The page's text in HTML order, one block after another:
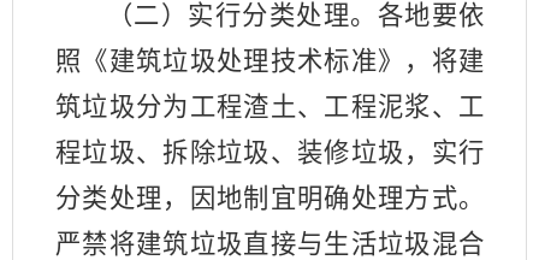
（二）实行分类处理。各地要依
照《建筑垃圾处理技术标准》，将建
筑垃圾分为工程渣土、工程泥浆、工
程垃圾、拆除垃圾、装修垃圾，实行
分类处理，因地制宜明确处理方式。
严禁将建筑垃圾直接与生活垃圾混合